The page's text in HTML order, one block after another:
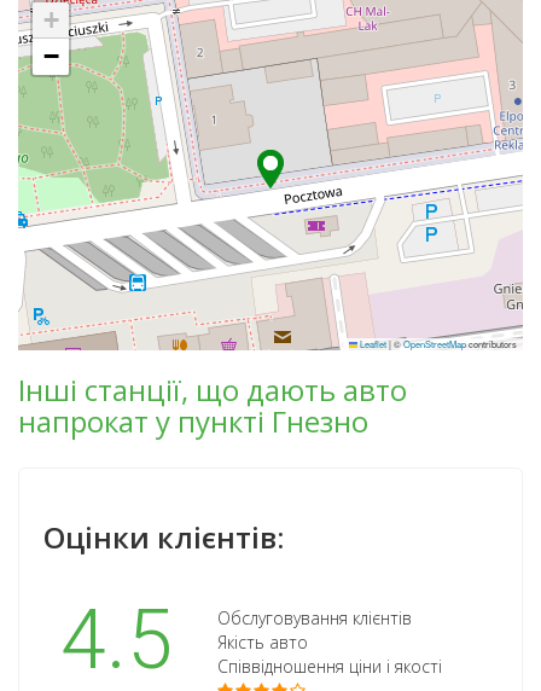
+
−
Leaflet|©OpenStreetMapcontributors
Інші станції, що дають авто
напрокат у пункті Гнезно
Оцінки клієнтів:
4.5
Обслуговування клієнтів
Якість авто
Співвідношення ціни і якості